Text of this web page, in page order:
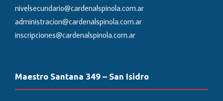
nivelsecundario@cardenalspinola.com.ar
administracion@cardenalspinola.com.ar
inscripciones@cardenalspinola.com.ar
Maestro Santana 349 – San Isidro